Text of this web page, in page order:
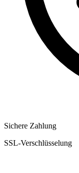
Sichere Zahlung
SSL-Verschlüsselung